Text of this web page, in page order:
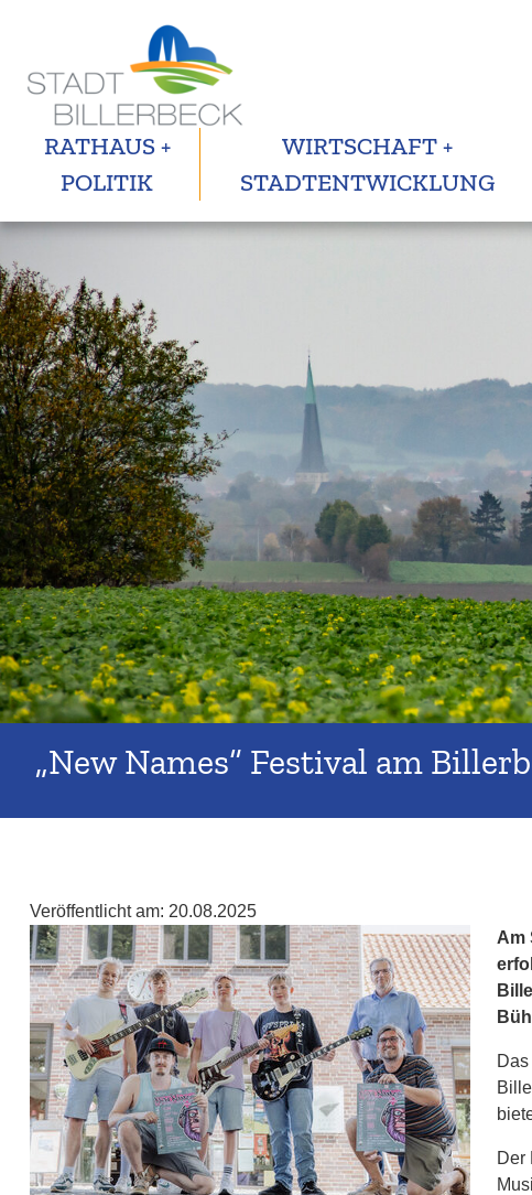
RATHAUS +
POLITIK
WIRTSCHAFT +
STADTENTWICKLUNG
„New Names“ Festival am
Veröffentlicht am: 20.08.2025
Am
Der